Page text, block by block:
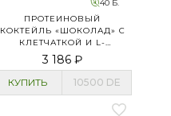
40 Б.
ПРОТЕИНОВЫЙ
КОКТЕЙЛЬ «ШОКОЛАД» С
КЛЕТЧАТКОЙ И L-
КАРНИТИНОМ
3 186 ₽
КУПИТЬ 10500 DE